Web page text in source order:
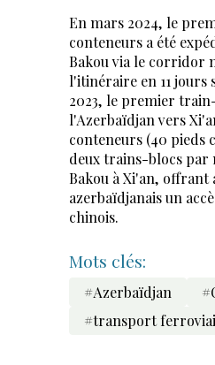
En mars 2024, le
conteneurs a été
Bakou via le corridor
l'itinéraire en 11 jours
2023, le premier
l'Azerbaïdjan vers
conteneurs (40 pieds
deux trains-blocs par
Bakou à Xi'an, offrant
azerbaïdjanais un
chinois.
Mots clés:
#Azerbaïdjan
#transport